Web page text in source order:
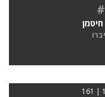
#
חיטמן